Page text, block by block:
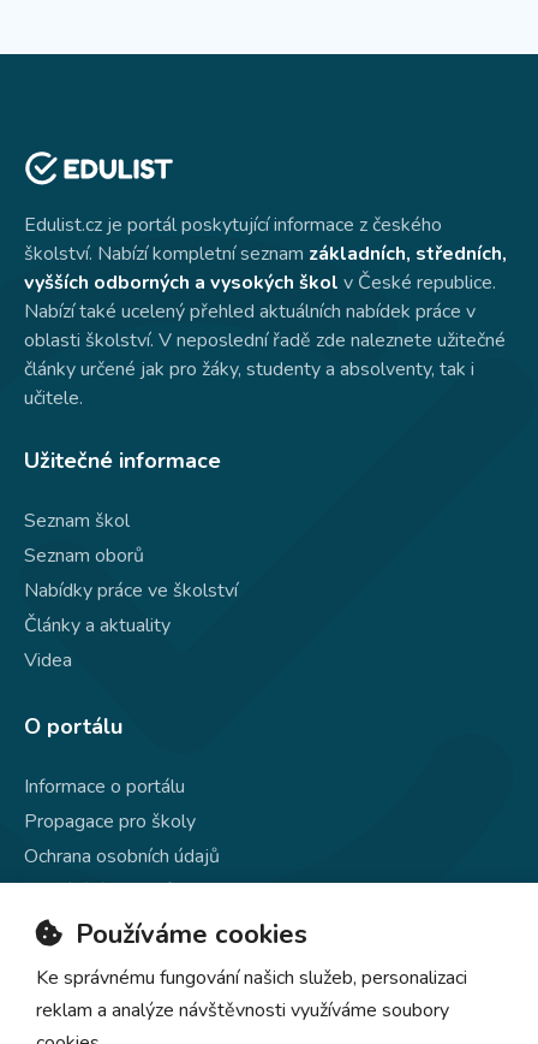
Edulist.cz je portál poskytující informace z českého
školství. Nabízí kompletní seznam základních, středních,
vyšších odborných a vysokých škol v České republice.
Nabízí také ucelený přehled aktuálních nabídek práce v
oblasti školství. V neposlední řadě zde naleznete užitečné
články určené jak pro žáky, studenty a absolventy, tak i
učitele.
Užitečné informace
Seznam škol
Seznam oborů
Nabídky práce ve školství
Články a aktuality
Videa
O portálu
Informace o portálu
Propagace pro školy
Ochrana osobních údajů
Používání souborů cookie
KontaktyPoužíváme cookies
Ke správnému fungování našich služeb, personalizaci
reklam a analýze návštěvnosti využíváme soubory